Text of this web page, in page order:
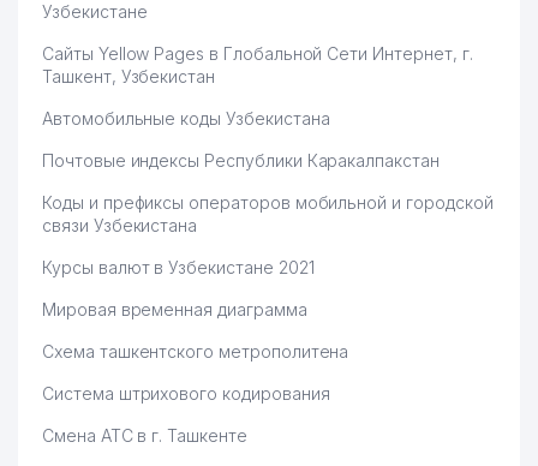
Узбекистане
Сайты Yellow Pages в Глобальной Сети Интернет, г.
Ташкент, Узбекистан
Автомобильные коды Узбекистана
Почтовые индексы Республики Каракалпакстан
Коды и префиксы операторов мобильной и городской
связи Узбекистана
Курсы валют в Узбекистане 2021
Мировая временная диаграмма
Схема ташкентского метрополитена
Система штрихового кодирования
Смена АТС в г. Ташкенте